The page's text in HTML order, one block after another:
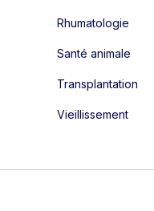
Rhumatologie
Santé animale
Transplantation
Vieillissement